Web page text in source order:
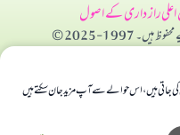
راز داری کے اصول
1997-2025 ©
ہیں، اس حوالے سے آپ مزید جان سکتے ہیں